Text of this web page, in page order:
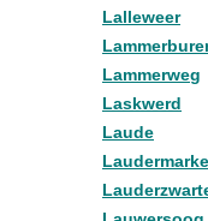
Lalleweer
Lammerweg
Laskwerd
Laude
Laudermarke